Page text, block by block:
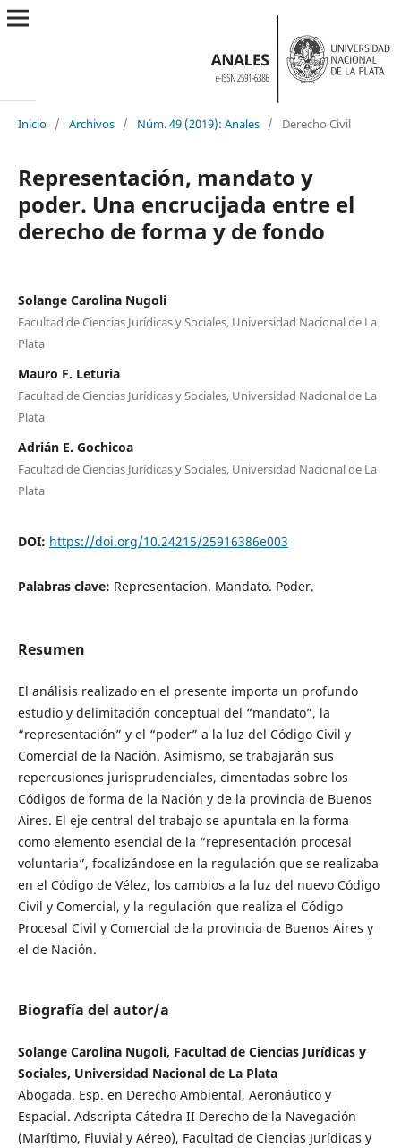
Inicio / Archivos / Núm. 49 (2019): Anales / Derecho Civil
Representación, mandato y
poder. Una encrucijada entre el
derecho de forma y de fondo
Solange Carolina Nugoli
Facultad de Ciencias Jurídicas y Sociales, Universidad Nacional de La
Plata
Mauro F. Leturia
Facultad de Ciencias Jurídicas y Sociales, Universidad Nacional de La
Plata
Adrián E. Gochicoa
Facultad de Ciencias Jurídicas y Sociales, Universidad Nacional de La
Plata
DOI: https://doi.org/10.24215/25916386e003
Palabras clave: Representacion. Mandato. Poder.
Resumen
El análisis realizado en el presente importa un profundo
estudio y delimitación conceptual del “mandato”, la
“representación” y el “poder” a la luz del Código Civil y
Comercial de la Nación. Asimismo, se trabajarán sus
repercusiones jurisprudenciales, cimentadas sobre los
Códigos de forma de la Nación y de la provincia de Buenos
Aires. El eje central del trabajo se apuntala en la forma
como elemento esencial de la “representación procesal
voluntaria”, focalizándose en la regulación que se realizaba
en el Código de Vélez, los cambios a la luz del nuevo Código
Civil y Comercial, y la regulación que realiza el Código
Procesal Civil y Comercial de la provincia de Buenos Aires y
el de Nación.
Biografía del autor/a
Solange Carolina Nugoli, Facultad de Ciencias Jurídicas y
Sociales, Universidad Nacional de La Plata
Abogada. Esp. en Derecho Ambiental, Aeronáutico y
Espacial. Adscripta Cátedra II Derecho de la Navegación
(Marítimo, Fluvial y Aéreo), Facultad de Ciencias Jurídicas y